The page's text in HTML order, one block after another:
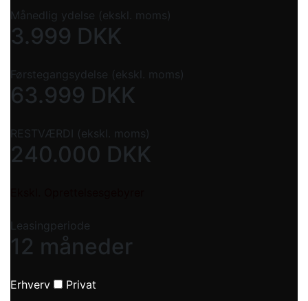
Månedlig ydelse (ekskl. moms)
3.999 DKK
Førstegangsydelse (ekskl. moms)
63.999 DKK
RESTVÆRDI (ekskl. moms)
240.000 DKK
Leasingperiode
12 måneder
Erhverv Privat